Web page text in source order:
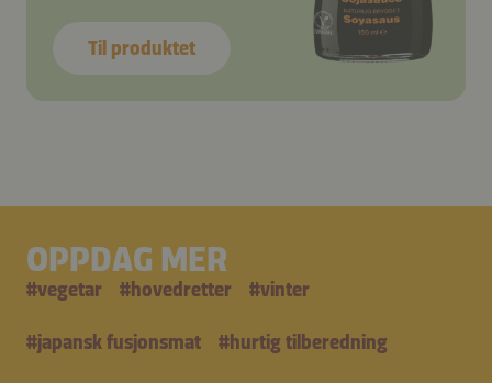
Til produktet
OPPDAG MER
#vegetar #hovedretter #vinter
#japansk fusjonsmat #hurtig tilberedning